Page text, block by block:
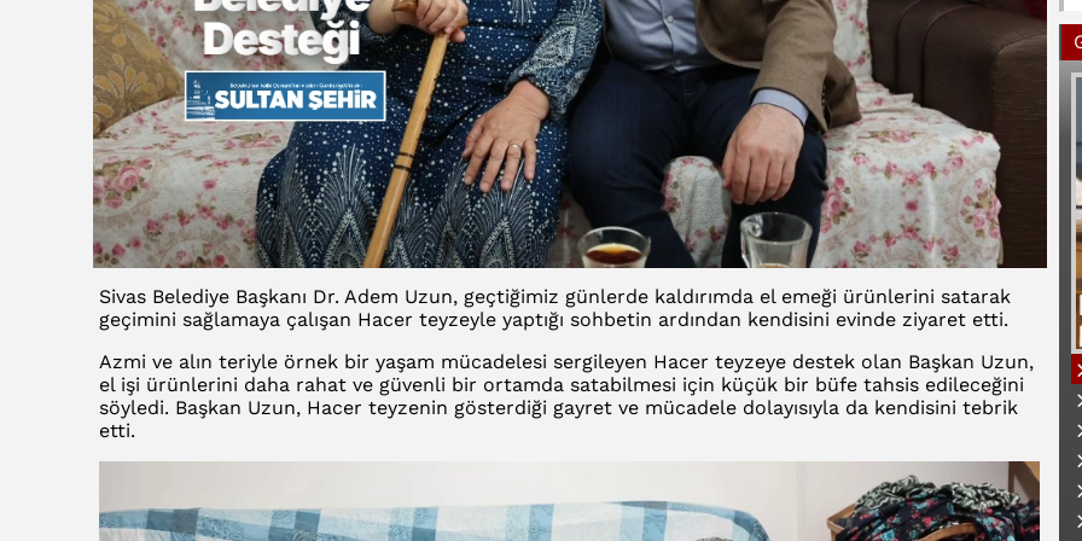
Sivas Belediye Başkanı Dr. Adem Uzun, geçtiğimiz günlerde kaldırımda el emeği ürünlerini satarak
geçimini sağlamaya çalışan Hacer teyzeyle yaptığı sohbetin ardından kendisini evinde ziyaret etti.
Azmi ve alın teriyle örnek bir yaşam mücadelesi sergileyen Hacer teyzeye destek olan Başkan Uzun,
el işi ürünlerini daha rahat ve güvenli bir ortamda satabilmesi için küçük bir büfe tahsis edileceğini
söyledi. Başkan Uzun, Hacer teyzenin gösterdiği gayret ve mücadele dolayısıyla da kendisini tebrik
etti.